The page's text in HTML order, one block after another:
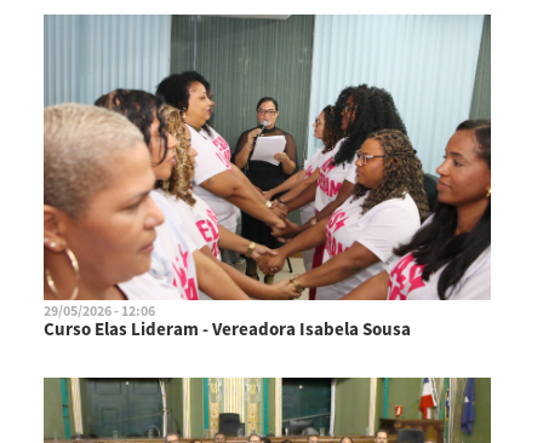
29/05/2026 - 12:06
Curso Elas Lideram - Vereadora Isabela Sousa